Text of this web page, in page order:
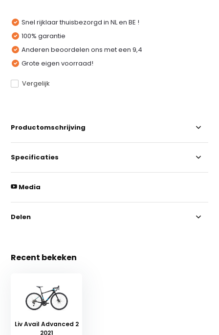
Snel rijklaar thuisbezorgd in NL en BE !
100% garantie
Anderen beoordelen ons met een 9,4
Grote eigen voorraad!
Vergelijk
Productomschrijving
Specificaties
Media
Delen
Recent bekeken
Liv Avail Advanced 2
2021